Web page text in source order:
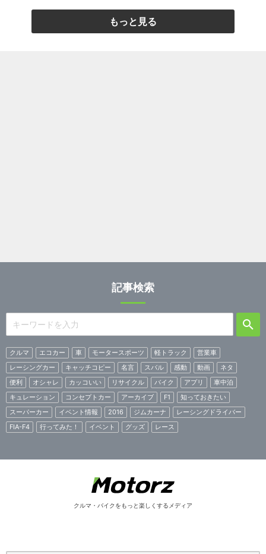
もっと見る
記事検索
クルマ エコカー 車 モータースポーツ 軽トラック
営業車
レーシングカー
キャッチコピー 名言 スバル 感動 動画
ネタ
便利
オシャレ カッコいい リサイクル バイク アプリ
車中泊
キュレーション
コンセプトカー アーカイブ F1
知っておきたい
スーパーカー
イベント情報 2016 ジムカーナ
レーシングドライバー
FIA-F4
行ってみた！ イベント グッズ レース
クルマ・バイクをもっと楽しくするメディア